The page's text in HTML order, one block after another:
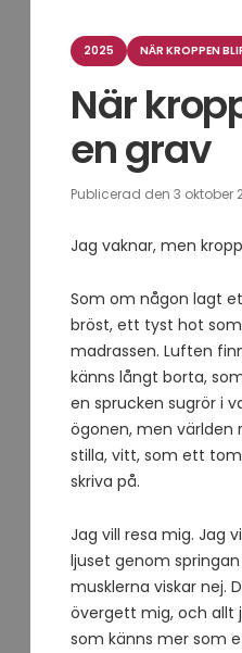
Kategorier
2025 NÄR KROPPEN
När
en grav
Publicerad den3 oktober
Jag vaknar, men
Som om någon lagt
bröst, ett tyst hot
madrassen. Luften
känns långt borta,
en sprucken sugrör i
ögonen, men världen
stilla, vitt, som ett
skriva på.
Jag vill resa mig. Jag
ljuset genom
musklerna viskar nej.
övergett mig, och allt
som känns mer som